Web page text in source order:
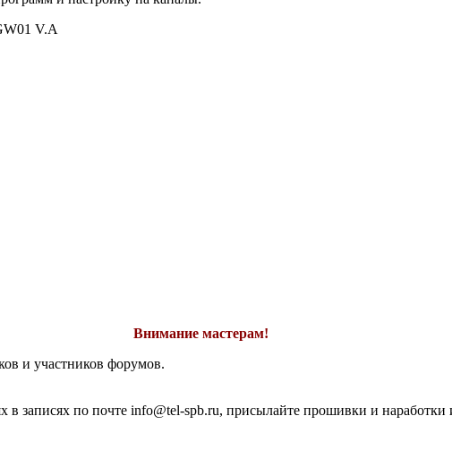
V.A
Внимание мастерам!
и участников форумов.
записях по почте info@tel-spb.ru, присылайте прошивки и